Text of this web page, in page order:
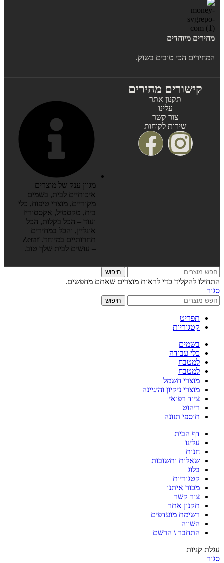
מחירים מיוחדים
המחירים הכי טובים בשוק.
קישורים מהירים
תקנון אתר
עלינו
צור קשר
שירות לקוחות
מגוון ענק של מוצרים
איכותיים לבית, בשמים
מקוריים, מוצרי טיפוח, כלי
בית, טקסטיל, אקססוריז
ועוד – הכל בקלות, הכל
אונליין, והכל במחירים
תחרותיים במיוחד. Zeraf
– עושים לבית שלך טוב.
חיפוש
התחילו להקליד כדי לראות מוצרים שאתם מחפשים.
סגור
חיפוש
תפריט
קטגוריות
בשמים
כלי עבודה
למטבח
למטבח
מוצרי חשמל
מוצרי ניקיון והיגיינה
ציוד רפואי
ריהוט
תוספי תזונה
דף הבית
עלינו
חנות
שאלות ותשובות
בלוג
קטגוריות
מכור איתנו
צור קשר
תקנון אתר
רשימת מועדפים
השווה
התחבר \ הרשם
עגלת קניות
סגור